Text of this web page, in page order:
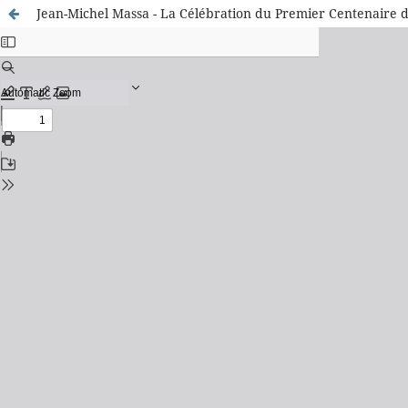
Jean-Michel Massa - La Célébration du Premier Centenaire